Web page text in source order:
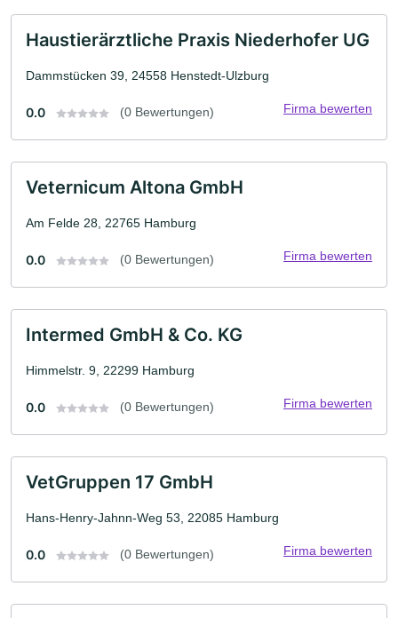
Haustierärztliche Praxis Niederhofer UG
Dammstücken 39, 24558 Henstedt-Ulzburg
0.0 (0 Bewertungen) Firma bewerten
Veternicum Altona GmbH
Am Felde 28, 22765 Hamburg
0.0 (0 Bewertungen) Firma bewerten
Intermed GmbH & Co. KG
Himmelstr. 9, 22299 Hamburg
0.0 (0 Bewertungen) Firma bewerten
VetGruppen 17 GmbH
Hans-Henry-Jahnn-Weg 53, 22085 Hamburg
0.0 (0 Bewertungen) Firma bewerten